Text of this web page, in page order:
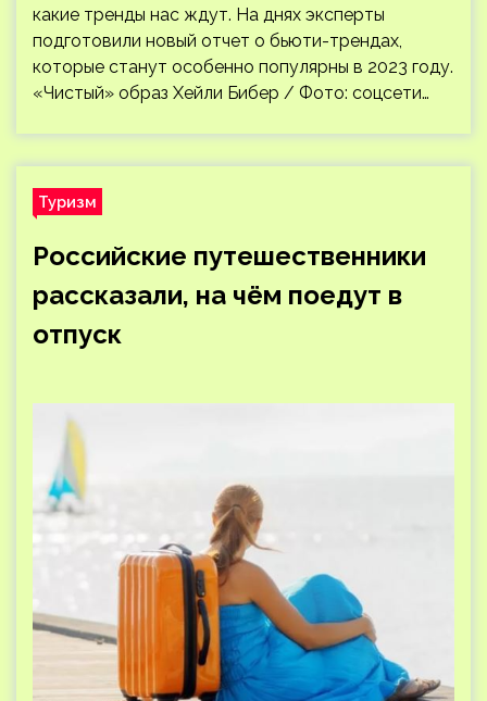
какие тренды нас ждут. На днях эксперты
подготовили новый отчет о бьюти-трендах,
которые станут особенно популярны в 2023 году.
«Чистый» образ Хейли Бибер / Фото: соцсети…
Туризм
Российские путешественники
рассказали, на чём поедут в
отпуск